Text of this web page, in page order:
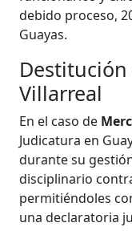
debido proceso,
Guayas.
Villarreal
En el caso de
Judicatura en
durante su
disciplinario
permitiéndoles
una declaratoria